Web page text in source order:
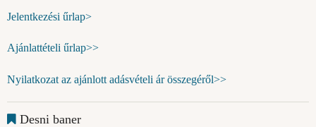
Jelentkezési űrlap>
Ajánlattételi űrlap>>
Nyilatkozat az ajánlott adásvételi ár összegéről>>
Desni baner